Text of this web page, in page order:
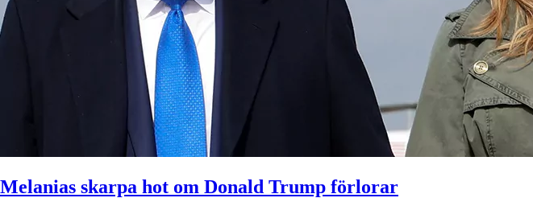
Melanias skarpa hot om Donald Trump förlorar